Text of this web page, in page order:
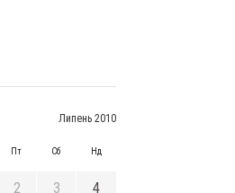
Липень 2010
Пт Сб Нд
2 3 4